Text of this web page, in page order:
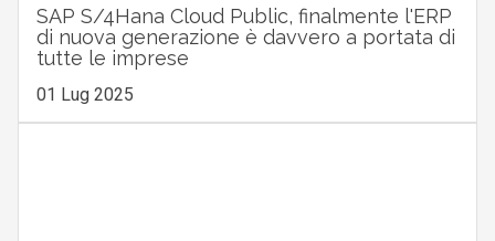
SAP S/4Hana Cloud Public, finalmente l'ERP
di nuova generazione è davvero a portata di
tutte le imprese
01 Lug 2025